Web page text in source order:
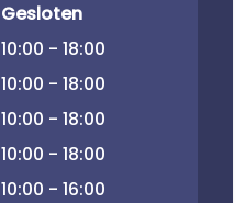
Gesloten
10:00 - 18:00
10:00 - 18:00
10:00 - 18:00
10:00 - 18:00
10:00 - 16:00